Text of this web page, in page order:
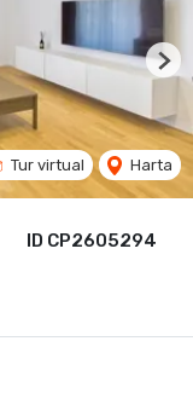
ID CP2605294
Tur virtual Harta